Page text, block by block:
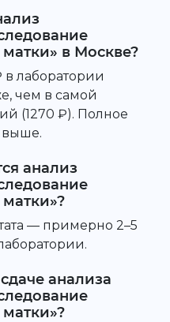
в Москве?
лаборатории
чем в самой
(1270 ₽). Полное
выше.
анализ
— примерно 2–5
анализа